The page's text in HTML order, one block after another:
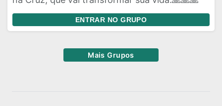
ENTRAR NO GRUPO
Mais Grupos